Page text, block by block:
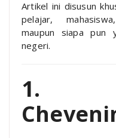
Artikel ini disusun
pelajar,
maupun siapa pun
negeri.
1.